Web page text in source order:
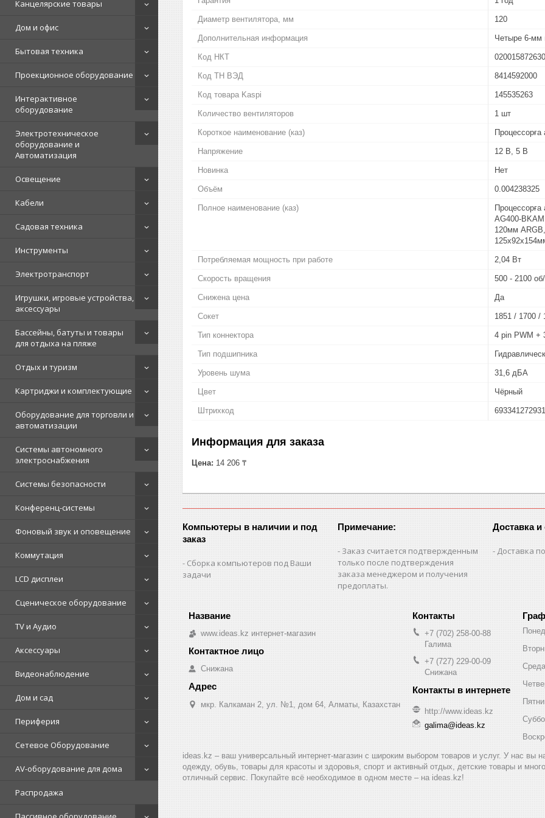
Канцелярские товары
Дом и офис
Бытовая техника
Проекционное оборудование
Интерактивное
оборудование
Электротехническое
оборудование и
Автоматизация
Освещение
Кабели
Садовая техника
Инструменты
Электротранспорт
Игрушки, игровые устройства,
аксессуары
Бассейны, батуты и товары
для отдыха на пляже
Отдых и туризм
Картриджи и комплектующие
Оборудование для торговли и
автоматизации
Системы автономного
электроснабжения
Системы безопасности
Конференц-системы
Фоновый звук и оповещение
Коммутация
LCD дисплеи
Сценическое оборудование
TV и Аудио
Аксессуары
Видеонаблюдение
Дом и сад
Периферия
Сетевое Оборудование
AV-оборудование для дома
Распродажа
Диаметр вентилятора, мм 120
Дополнительная информация Четыре 6-мм
Код НКТ
Код ТН ВЭД 8414592000
Код товара Kaspi 145535263
Количество вентиляторов 1 шт
Короткое наименование (каз)
Напряжение 12 В, 5 В
Новинка Нет
Объём 0.004238325
Полное наименование (каз)
AG400-
120мм
Потребляемая мощность при работе 2,04 Вт
Скорость вращения 500 - 2100
Снижена цена Да
Сокет 1851 / 1700 /
Тип коннектора 4 pin PWM +
Тип подшипника
Уровень шума 31,6 дБА
Цвет Чёрный
Штрихкод
Информация для заказа
Цена: 14 206 ₸
Компьютеры в наличии и под
заказ
Сборка компьютеров под Ваши
задачи
Примечание:
Заказ считается подтвержденным
только после подтверждения
заказа менеджером и получения
предоплаты.
Доставка и
Доставка
www.ideas.kz интернет-магазин
Снижана
мкр. Калкаман 2, ул. №1, дом 64, Алматы, Казахстан
+7 (702) 258-00-88
Галима
+7 (727) 229-00-09
Снижана
http://www.ideas.kz
galima@ideas.kz
Среда
ideas.kz – ваш универсальный интернет-магазин с широким выбором товаров и услуг. У нас вы
одежду, обувь, товары для красоты и здоровья, спорт и активный отдых, детские товары и
отличный сервис. Покупайте всё необходимое в одном месте – на ideas.kz!